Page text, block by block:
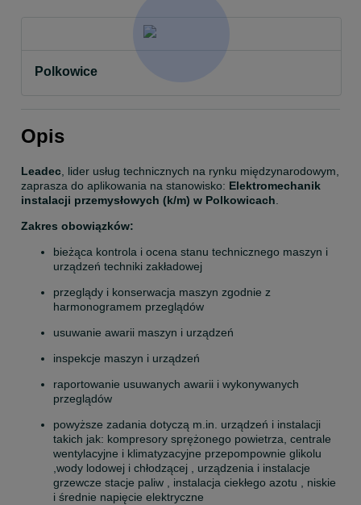
Polkowice
Opis
Leadec, lider usług technicznych na rynku międzynarodowym,
zaprasza do aplikowania na stanowisko: Elektromechanik
instalacji przemysłowych (k/m) w Polkowicach.
Zakres obowiązków:
bieżąca kontrola i ocena stanu technicznego maszyn i
urządzeń techniki zakładowej
przeglądy i konserwacja maszyn zgodnie z
harmonogramem przeglądów
usuwanie awarii maszyn i urządzeń
inspekcje maszyn i urządzeń
raportowanie usuwanych awarii i wykonywanych
przeglądów
powyższe zadania dotyczą m.in. urządzeń i instalacji
takich jak: kompresory sprężonego powietrza, centrale
wentylacyjne i klimatyzacyjne przepompownie glikolu
,wody lodowej i chłodzącej , urządzenia i instalacje
grzewcze stacje paliw , instalacja ciekłego azotu , niskie
i średnie napięcie elektryczne